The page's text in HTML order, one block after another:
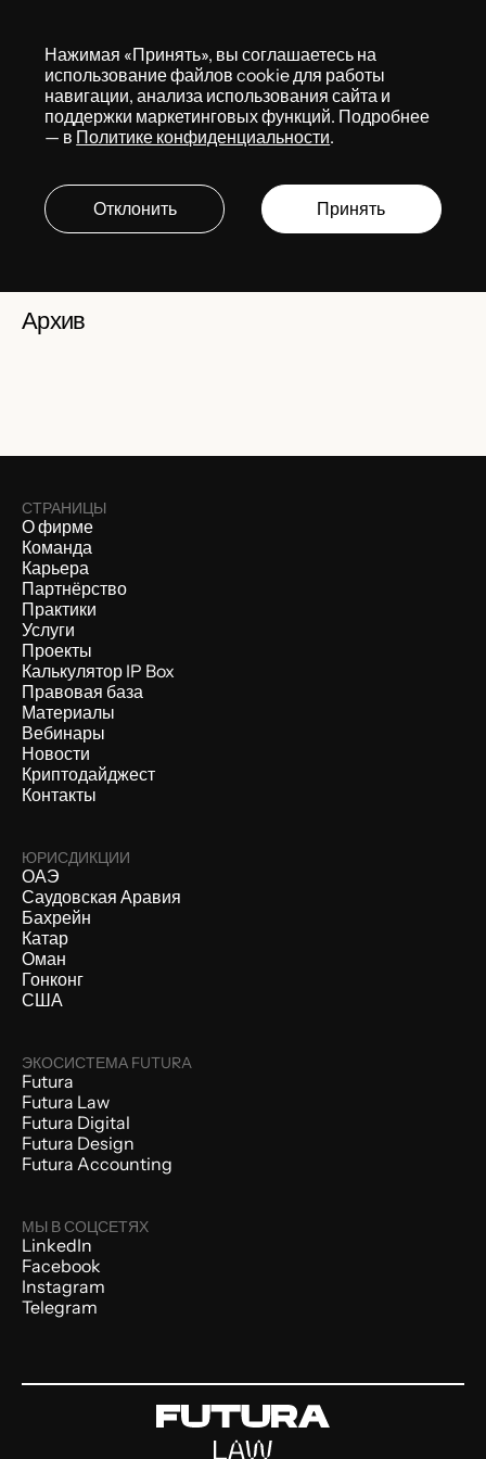
Медиацентр Мероприятия
Мероприятия
Архив
СТРАНИЦЫ
О фирме
Команда
Карьера
Партнёрство
Практики
Услуги
Проекты
Калькулятор IP Box
Правовая база
Материалы
Вебинары
Новости
Криптодайджест
Контакты
ЮРИСДИКЦИИ
ОАЭ
Саудовская Аравия
Бахрейн
Катар
Оман
Гонконг
США
ЭКОСИСТЕМА FUTURA
Futura
Futura Law
Futura Digital
Futura Design
Futura Accounting
МЫ В СОЦСЕТЯХ
LinkedIn
Facebook
Instagram
Telegram
Нажимая «Принять», вы соглашаетесь на
использование файлов cookie для работы
навигации, анализа использования сайта и
поддержки маркетинговых функций. Подробнее
— в Политике конфиденциальности.
Отклонить Принять